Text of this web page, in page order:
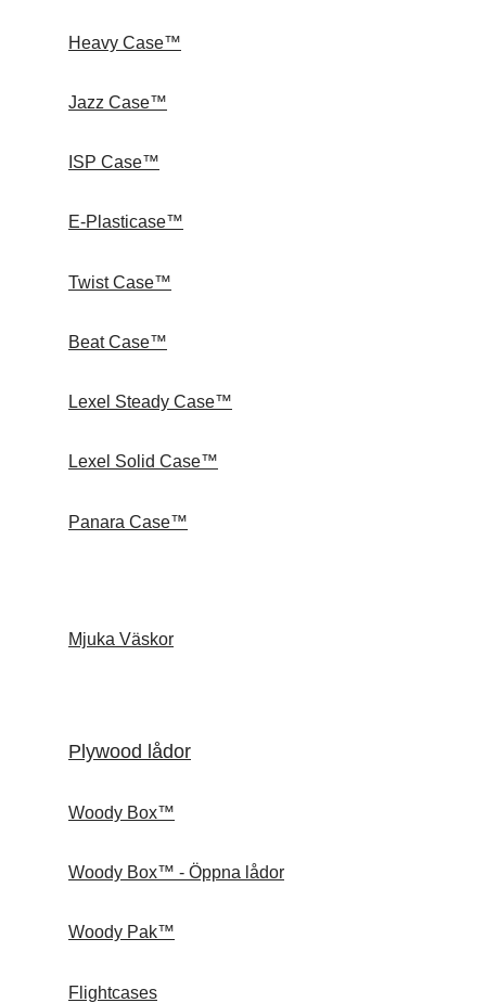
Heavy Case™
Jazz Case™
ISP Case™
E-Plasticase™
Twist Case™
Beat Case™
Lexel Steady Case™
Lexel Solid Case™
Panara Case™
Mjuka Väskor
Plywood lådor
Woody Box™
Woody Box™ - Öppna lådor
Woody Pak™
Flightcases